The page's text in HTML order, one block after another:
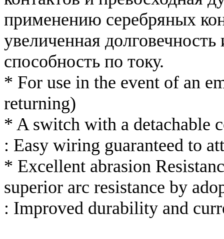
применению серебряных
увеличенная
способность по току.
* For use in the event of an
returning)
* A switch with a detachable
: Easy wiring guaranteed to
* Excellent abrasion
superior arc resistance by
: Improved durability and